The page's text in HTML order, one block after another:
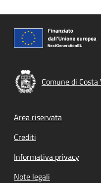
Comune di Costa
Footer menu
Area riservata
Crediti
Informativa privacy
Note legali